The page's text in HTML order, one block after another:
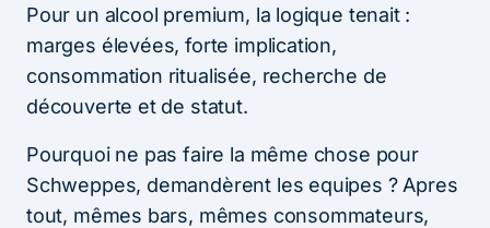
Pour un alcool premium, la logique tenait :
marges élevées, forte implication,
consommation ritualisée, recherche de
découverte et de statut.
Pourquoi ne pas faire la même chose pour
Schweppes, demandèrent les equipes ? Apres
tout, mêmes bars, mêmes consommateurs,